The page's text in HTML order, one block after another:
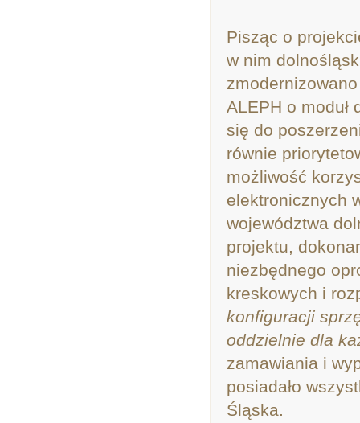
Pisząc o
w nim
ALEPH o moduł
się do
równie
możliwość
elektronicznych
województwa
projektu,
niezbędnego
kreskowych i
konfiguracji
oddzielnie dla
zamawiania i
posiadało
Śląska.